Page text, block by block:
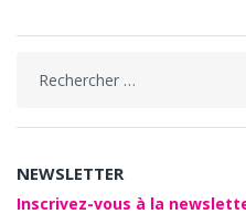
NEWSLETTER
Inscrivez-vous à la